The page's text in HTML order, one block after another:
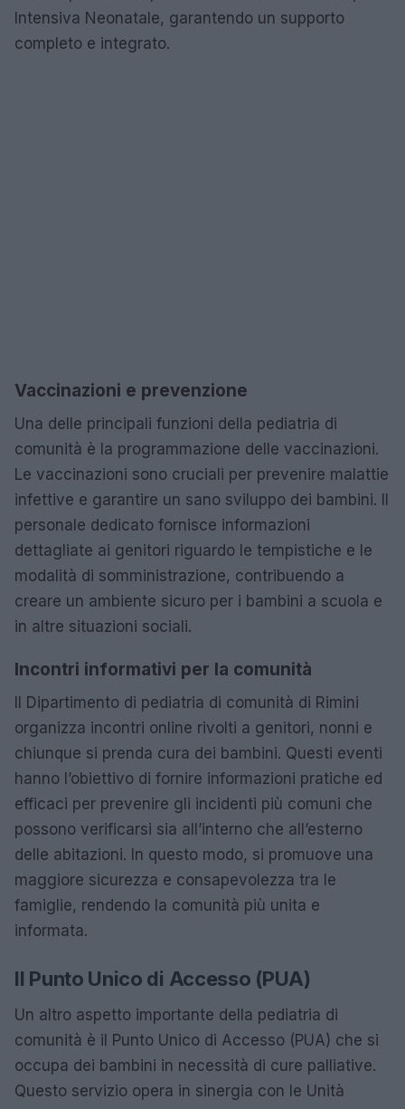
Intensiva Neonatale, garantendo un supporto
completo e integrato.
Vaccinazioni e prevenzione
Una delle principali funzioni della pediatria di
comunità è la programmazione delle vaccinazioni.
Le vaccinazioni sono cruciali per prevenire malattie
infettive e garantire un sano sviluppo dei bambini. Il
personale dedicato fornisce informazioni
dettagliate ai genitori riguardo le tempistiche e le
modalità di somministrazione, contribuendo a
creare un ambiente sicuro per i bambini a scuola e
in altre situazioni sociali.
Incontri informativi per la comunità
Il Dipartimento di pediatria di comunità di Rimini
organizza incontri online rivolti a genitori, nonni e
chiunque si prenda cura dei bambini. Questi eventi
hanno l’obiettivo di fornire informazioni pratiche ed
efficaci per prevenire gli incidenti più comuni che
possono verificarsi sia all’interno che all’esterno
delle abitazioni. In questo modo, si promuove una
maggiore sicurezza e consapevolezza tra le
famiglie, rendendo la comunità più unita e
informata.
Il Punto Unico di Accesso (PUA)
Un altro aspetto importante della pediatria di
comunità è il Punto Unico di Accesso (PUA) che si
occupa dei bambini in necessità di cure palliative.
Questo servizio opera in sinergia con le Unità